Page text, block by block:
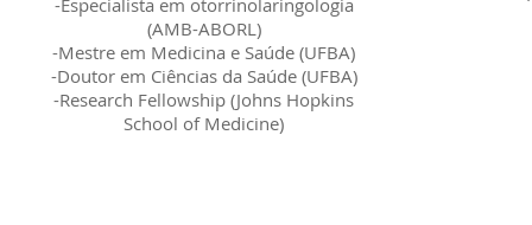
-Especialista em otorrinolaringologia
(AMB-ABORL)
-Mestre em Medicina e Saúde (UFBA)
-Doutor em Ciências da Saúde (UFBA)
-Research Fellowship (Johns Hopkins
School of Medicine)